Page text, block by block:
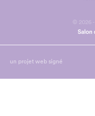
© 2026
un projet web signé